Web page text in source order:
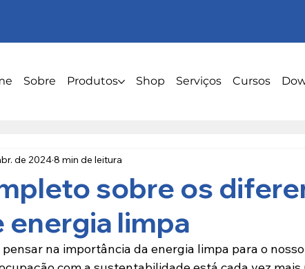
Sobre Produtos Shop Serviços Cursos
sobre os
limpa
de 20248 min de leitura
pensar na importância da energia limpa para o